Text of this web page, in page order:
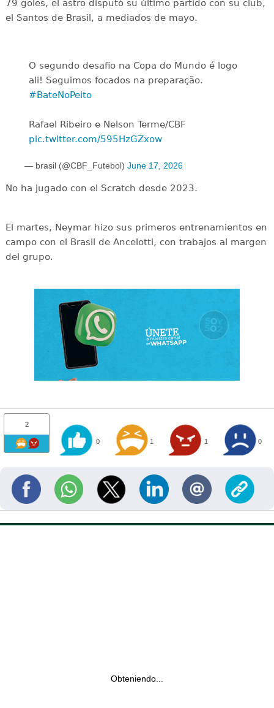
79 goles, el astro disputó su último partido con su club,
el Santos de Brasil, a mediados de mayo.
O segundo desafio na Copa do Mundo é logo
ali! Seguimos focados na preparação.
#BateNoPeito
Rafael Ribeiro e Nelson Terme/CBF
pic.twitter.com/595HzGZxow
— brasil (@CBF_Futebol) June 17, 2026
No ha jugado con el Scratch desde 2023.
El martes, Neymar hizo sus primeros entrenamientos en
campo con el Brasil de Ancelotti, con trabajos al margen
del grupo.
2
0 1 1 0
Obteniendo...